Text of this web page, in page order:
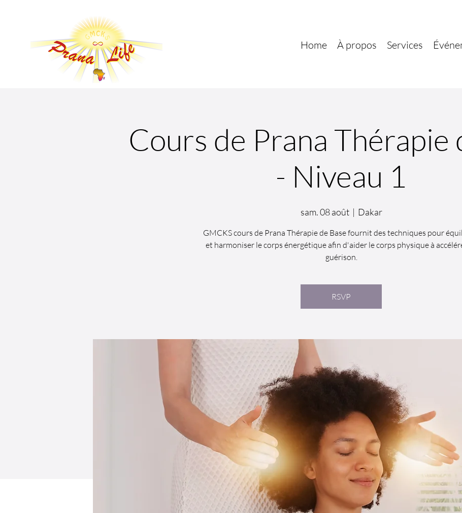
Home À propos Services
Cours de Prana Thérapie
- Niveau 1
sam. 08 août
  |
Dakar
GMCKS cours de Prana Thérapie de Base fournit des techniques pour
et harmoniser le corps énergétique afin d'aider le corps physique à
guérison.
RSVP